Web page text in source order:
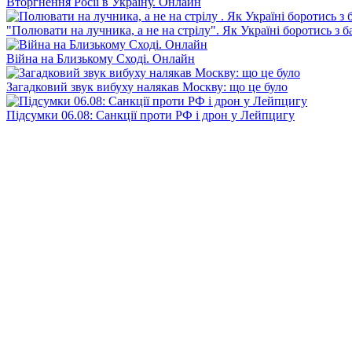
"Полювати на лучника, а не на стрілу". Як Україні боротись з
Війна на Близькому Сході. Онлайн
Загадковий звук вибуху налякав Москву: що це було
Підсумки 06.08: Санкції проти РФ і дрон у Лейпцигу